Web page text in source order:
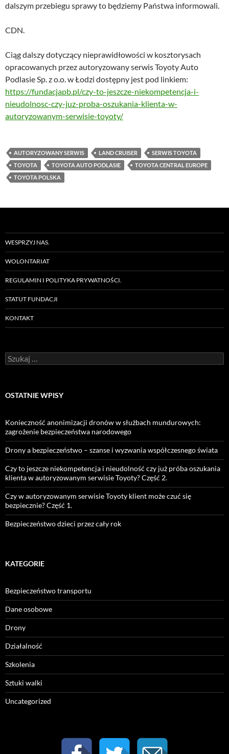
dalszym przebiegu sprawy to będziemy Państwa informowali.
CDN.
Ciąg dalszy dotyczący nieprawidłowości w kosztorysach
opracowanych przez autoryzowany serwis Toyoty Auto
Podlasie Sp. z o.o. w Łodzi dostępny jest pod linkiem:
https://fundacjapb.pl/czy-to-jeszcze-niekompetencja-i-
nieudolnosc-czy-juz-proba-oszukania-klienta-w-
autoryzowanym-serwisie-toyoty/
AUTORYZOWANY SERWIS LAND CRUISER
SERWIS TOYOTA
TOYOTA
TOYOTA AUTO PODLASIE
TOYOTA CENTRAL EUROPE
TOYOTA POLSKA
WESPRZYJ NAS.
WOLONTARIAT
REGULAMIN I POLITYKA PRYWATNOŚCI.
STATUT FUNDACJI
KONTAKT
Szukaj:
OSTATNIE WPISY
Konieczność anonimizacji dronów w służbach mundurowych:
zagrożenie bezpieczeństwa narodowego
Drony a bezpieczeństwo – szanse i wyzwania współczesnego świata
Czy to jeszcze niekompetencja i nieudolność czy już próba oszukania
klienta w autoryzowanym serwisie Toyoty? Część 2.
Czy w autoryzowanym serwisie Toyoty klient może czuć się
bezpiecznie? Część 1.
Bezpieczeństwo dzieci przez cały rok
KATEGORIE
Bezpieczeństwo transportu
Dane osobowe
Drony
Działalność
Szkolenia
Sztuki walki
Uncategorized